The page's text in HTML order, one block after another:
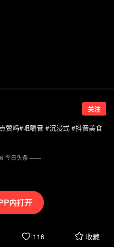
内打开
关注
赞吗#咀嚼音 #沉浸式 #抖音美食
116 收藏
今日头条——